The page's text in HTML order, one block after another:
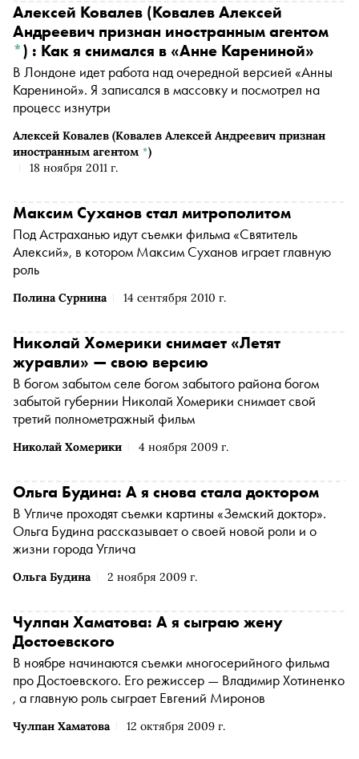
Алексей Ковалев (Ковалев Алексей Андреевич признан
иностранным агентом *)
18 ноября 2011 г.
Алексей Ковалев (Ковалев Алексей
Андреевич признан иностранным агентом
*) : Как я снимался в «Анне Карениной»
В Лондоне идет работа над очередной версией «Анны
Карениной». Я записался в массовку и посмотрел на
процесс изнутри
Полина Сурнина 14 сентября 2010 г.
Максим Суханов стал митрополитом
Под Астраханью идут съемки фильма «Святитель
Алексий», в котором Максим Суханов играет главную
роль
Николай Хомерики 4 ноября 2009 г.
Николай Хомерики снимает «Летят
журавли» — свою версию
В богом забытом селе богом забытого района богом
забытой губернии Николай Хомерики снимает свой
третий полнометражный фильм
Ольга Будина 2 ноября 2009 г.
Ольга Будина: А я снова стала доктором
В Угличе проходят съемки картины «Земский доктор».
Ольга Будина рассказывает о своей новой роли и о
жизни города Углича
Чулпан Хаматова 12 октября 2009 г.
Чулпан Хаматова: А я сыграю жену
Достоевского
В ноябре начинаются съемки многосерийного фильма
про Достоевского. Его режиссер — Владимир Хотиненко
, а главную роль сыграет Евгений Миронов